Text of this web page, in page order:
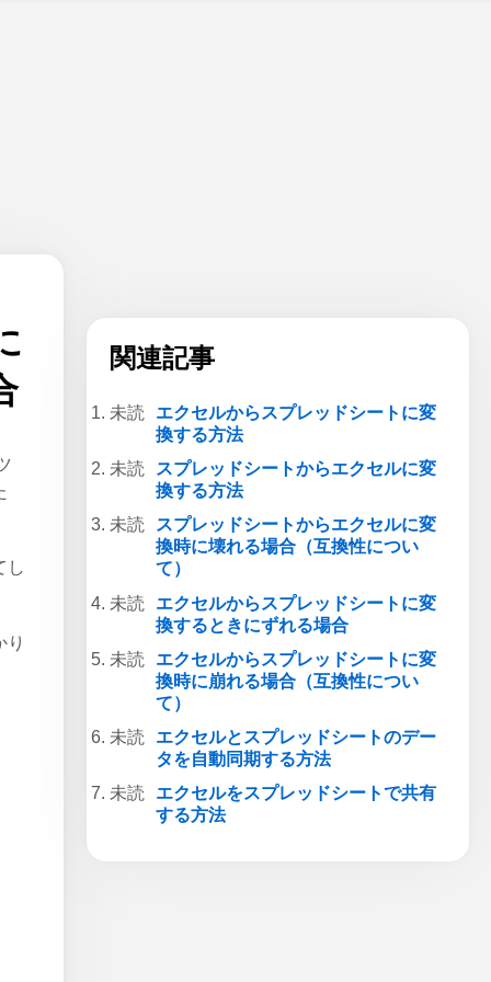
し
り
関連記事
エクセルからスプレッドシートに変
換する方法
スプレッドシートからエクセルに変
換する方法
スプレッドシートからエクセルに変
換時に壊れる場合（互換性につい
て）
エクセルからスプレッドシートに変
換するときにずれる場合
エクセルからスプレッドシートに変
換時に崩れる場合（互換性につい
て）
エクセルとスプレッドシートのデー
タを自動同期する方法
エクセルをスプレッドシートで共有
する方法